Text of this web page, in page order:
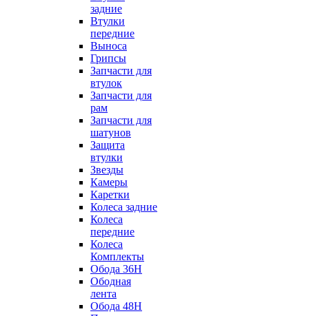
задние
Втулки
передние
Выноса
Грипсы
Запчасти для
втулок
Запчасти для
рам
Запчасти для
шатунов
Защита
втулки
Звезды
Камеры
Каретки
Колеса задние
Колеса
передние
Колеса
Комплекты
Обода 36H
Ободная
лента
Обода 48H